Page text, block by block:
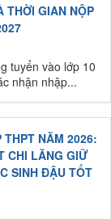
THỜI GIAN NỘP
tuyển vào lớp 10
nhận nhập...
THPT NĂM 2026:
CHI LĂNG GIỮ
SINH ĐẬU TỐT